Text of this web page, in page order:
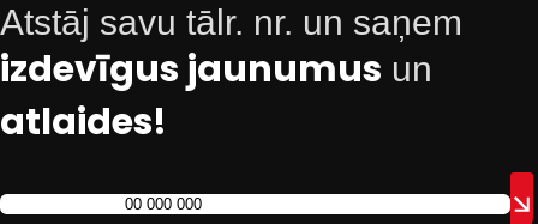
Atstāj savu tālr. nr. un saņem
izdevīgus jaunumus un
atlaides!